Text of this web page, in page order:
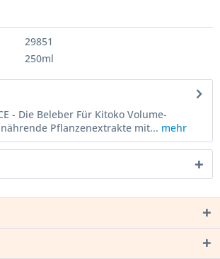
29851
250ml
- Die Beleber Für Kitoko Volume-
Pflanzenextrakte mit... mehr